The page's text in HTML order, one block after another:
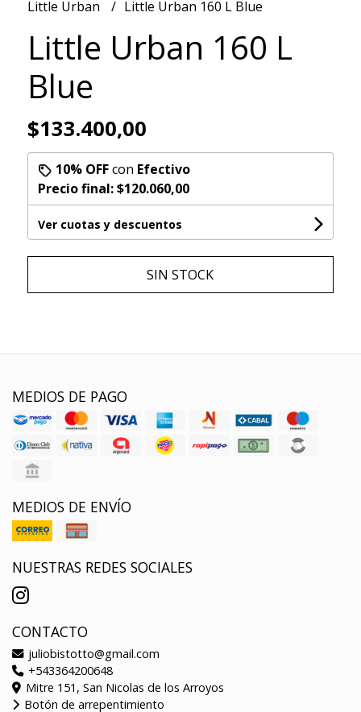
Little Urban
Little Urban 160 L Blue
Little Urban 160 L
Blue
$133.400,00
10% OFFcon Efectivo
Precio final:$120.060,00
Ver cuotas y descuentos
SIN STOCK
MEDIOS DE PAGO
MEDIOS DE ENVÍO
NUESTRAS REDES SOCIALES
CONTACTO
juliobistotto@gmail.com
+543364200648
Mitre 151, San Nicolas de los Arroyos
Botón de arrepentimiento